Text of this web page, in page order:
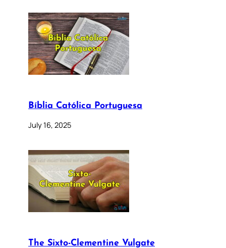
Bíblia Católica Portuguesa
July 16, 2025
The Sixto-Clementine Vulgate